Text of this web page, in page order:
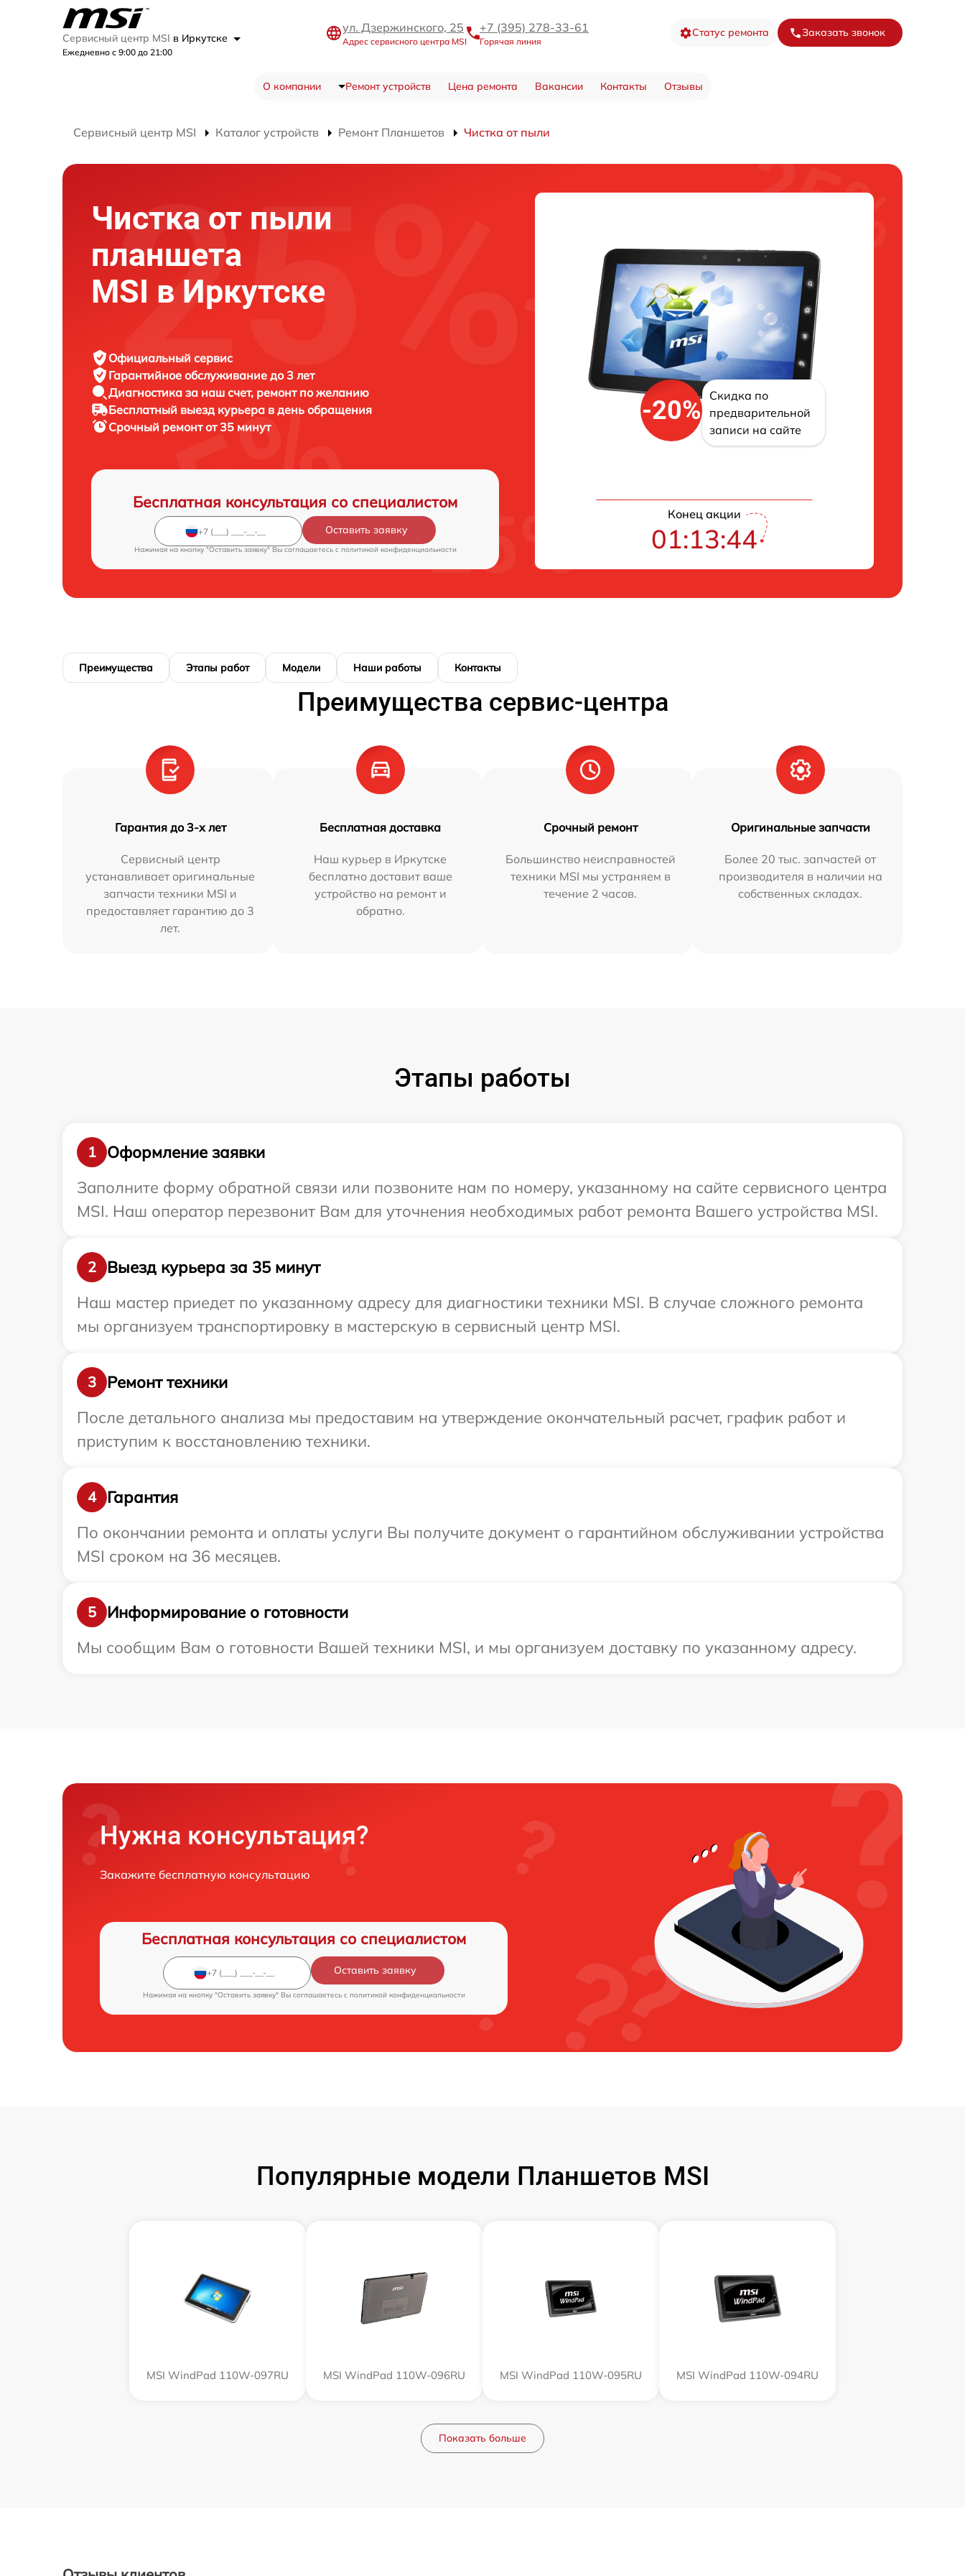
Сервисный центр MSI в Иркутске
Ежедневно с 9:00 до 21:00
ул. Дзержинского, 25
Адрес сервисного центра MSI
+7 (395) 278-33-61
Горячая линия
Статус ремонта Заказать звонок
О компании Ремонт устройств Цена ремонта Вакансии Контакты Отзывы
Сервисный центр MSI Каталог устройств Ремонт Планшетов Чистка от пыли
Чистка от пыли
планшета
MSI в Иркутске
Официальный сервис
Гарантийное обслуживание до 3 лет
Диагностика за наш счет, ремонт по желанию
Бесплатный выезд курьера в день обращения
Срочный ремонтот 35 минут
Бесплатная консультация со специалистом
Оставить заявку
Нажимая на кнопку "Оставить заявку" Вы соглашаетесь c политикой конфиденциальности
-20%
Скидка по
предварительной
записи на сайте
Конец акции
01:13:43
Преимущества Этапы работ Модели Наши работы Контакты
Преимущества сервис-центра
Гарантия до 3-х лет
Сервисный центр
устанавливает оригинальные
запчасти техники MSI и
предоставляет гарантию до 3
лет.
Бесплатная доставка
Наш курьер в Иркутске
бесплатно доставит ваше
устройство на ремонт и
обратно.
Срочный ремонт
Большинство неисправностей
техники MSI мы устраняем в
течение 2 часов.
Оригинальные запчасти
Более 20 тыс. запчастей от
производителя в наличии на
собственных складах.
Этапы работы
1
Оформление заявки
Заполните форму обратной связи или позвоните нам по номеру, указанному на сайте сервисного центра
MSI. Наш оператор перезвонит Вам для уточнения необходимых работ ремонта Вашего устройства MSI.
2
Выезд курьера за 35 минут
Наш мастер приедет по указанному адресу для диагностики техники MSI. В случае сложного ремонта
мы организуем транспортировку в мастерскую в сервисный центр MSI.
3
Ремонт техники
После детального анализа мы предоставим на утверждение окончательный расчет, график работ и
приступим к восстановлению техники.
4
Гарантия
По окончании ремонта и оплаты услуги Вы получите документ о гарантийном обслуживании устройства
MSI сроком на 36 месяцев.
5
Информирование о готовности
Мы сообщим Вам о готовности Вашей техники MSI, и мы организуем доставку по указанному адресу.
Нужна консультация?
Закажите бесплатную консультацию
Бесплатная консультация со специалистом
Оставить заявку
Нажимая на кнопку "Оставить заявку" Вы соглашаетесь c политикой конфиденциальности
Популярные модели Планшетов MSI
MSI WindPad 110W-097RU MSI WindPad 110W-096RU MSI WindPad 110W-095RU MSI WindPad 110W-094RU
Показать больше